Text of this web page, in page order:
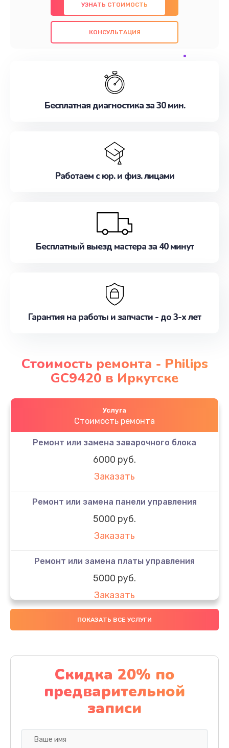
использованием оригинальных компонентов, а
также гарантируем качество всех
проведенных работ. Наша цель - предоставить
наилучшим образом. Не медлите записаться на
УЗНАТЬ СТОИМОСТЬ
КОНСУЛЬТАЦИЯ
Бесплатная диагностика за 30 мин.
Работаем с юр. и физ. лицами
Бесплатный выезд мастера за 40 минут
Гарантия на работы и запчасти - до 3-х лет
Стоимость ремонта - Philips
GC9420 в Иркутске
Услуга
Стоимость ремонта
Ремонт или замена заварочного блока
6000 руб.
Заказать
Ремонт или замена панели управления
5000 руб.
Заказать
Ремонт или замена платы управления
5000 руб.
Заказать
Ремонт или замена термоблока
Заказать
Ремонт привода варочного блока
4000 руб.
Заказать
ПОКАЗАТЬ ВСЕ УСЛУГИ
Скидка 20% по
предварительной
записи